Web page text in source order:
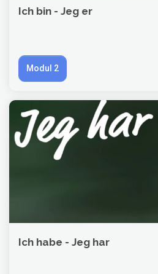
Ich bin - Jeg er
Modul 2
Ich habe - Jeg har